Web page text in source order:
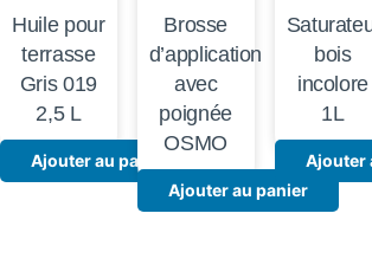
Huile pour
terrasse
Gris 019
2,5 L
Ajouter au panier
Brosse
d’application
avec
poignée
OSMO
Ajouter au panier
bois
incolore
1L
Ajouter